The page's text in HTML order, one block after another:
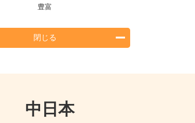
豊富
閉じる
中日本